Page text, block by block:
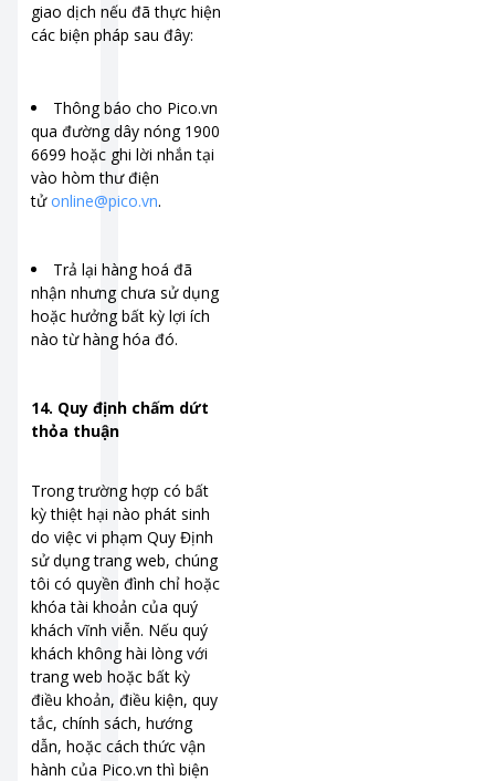
giao dịch nếu đã thực hiện
các biện pháp sau đây:
Thông báo cho Pico.vn
qua đường dây nóng 1900
6699 hoặc ghi lời nhắn tại
vào hòm thư điện
tửonline@pico.vn.
Trả lại hàng hoá đã
nhận nhưng chưa sử dụng
hoặc hưởng bất kỳ lợi ích
nào từ hàng hóa đó.
14. Quy định chấm dứt
thỏa thuận
Trong trường hợp có bất
kỳ thiệt hại nào phát sinh
do việc vi phạm Quy Định
sử dụng trang web, chúng
tôi có quyền đình chỉ hoặc
khóa tài khoản của quý
khách vĩnh viễn. Nếu quý
khách không hài lòng với
trang web hoặc bất kỳ
điều khoản, điều kiện, quy
tắc, chính sách, hướng
dẫn, hoặc cách thức vận
hành của Pico.vn thì biện